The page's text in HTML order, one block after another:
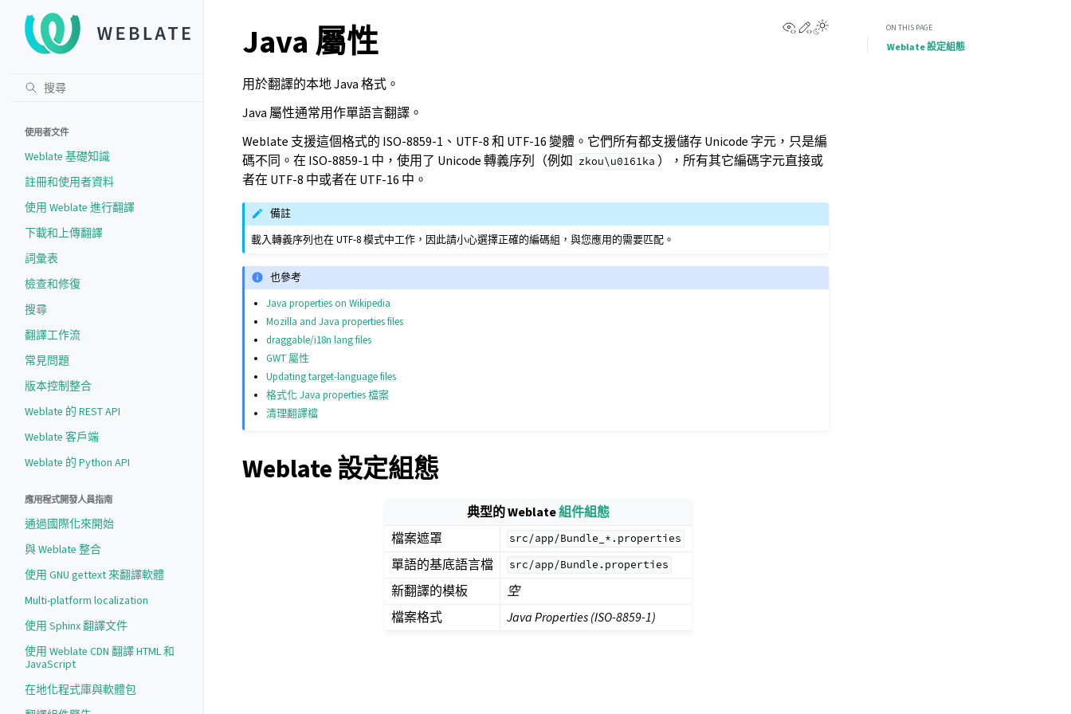
使用者文件
Weblate 基礎知識
註冊和使用者資料
使用 Weblate 進行翻譯
下載和上傳翻譯
詞彙表
檢查和修復
搜尋
翻譯工作流
常見問題
版本控制整合
Weblate 的 REST API
Weblate 客戶端
Weblate 的 Python API
應用程式開發人員指南
通過國際化來開始
與 Weblate 整合
使用 GNU gettext 來翻譯軟體
Multi-platform localization
使用 Sphinx 翻譯文件
使用 Weblate CDN 翻譯 HTML 和
JavaScript
在地化程式庫與軟體包
View this page
Edit this page
Java 屬性
用於翻譯的本地 Java 格式。
Java 屬性通常用作單語言翻譯。
Weblate 支援這個格式的 ISO-8859-1、UTF-8 和 UTF-16 變體。它們所有都支援儲存 Unicode 字元，只是編
碼不同。在 ISO-8859-1 中，使用了 Unicode 轉義序列（例如 zkou\u0161ka ），所有其它編碼字元直接或
者在 UTF-8 中或者在 UTF-16 中。
備註
載入轉義序列也在 UTF-8 模式中工作，因此請小心選擇正確的編碼組，與您應用的需要匹配。
也參考
Java properties on Wikipedia
Mozilla and Java properties files
draggable/i18n lang files
GWT 屬性
Updating target-language files
格式化 Java properties 檔案
清理翻譯檔
Weblate 設定組態
典型的 Weblate組件組態
檔案遮罩
src/app/Bundle_*.properties
單語的基底語言檔 src/app/Bundle.properties
新翻譯的模板
空
檔案格式
Java Properties (ISO-8859-1)
ON THIS PAGE
Weblate 設定組態